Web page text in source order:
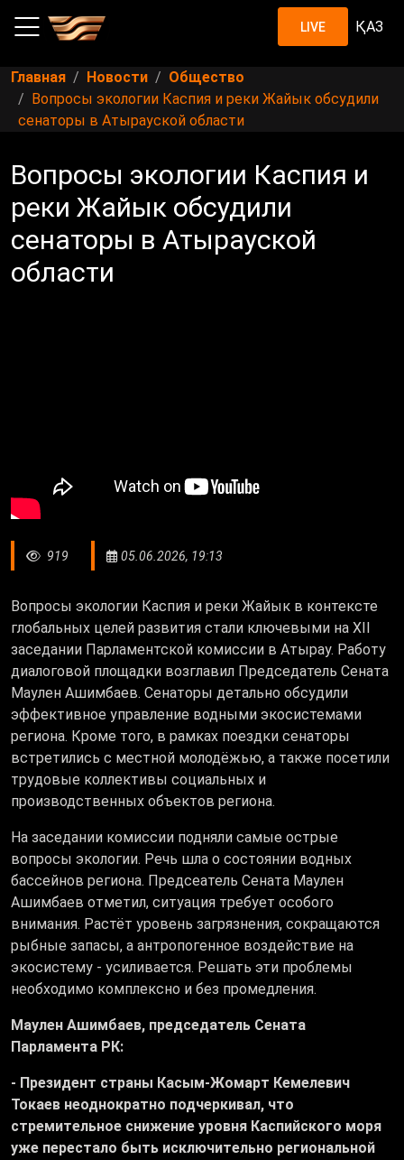
LIVE ҚАЗ
Главная Новости
Общество
Вопросы экологии Каспия и реки Жайык обсудили
сенаторы в Атырауской области
Вопросы экологии Каспия и
реки Жайык обсудили
сенаторы в Атырауской
области
919 05.06.2026, 19:13
Вопросы экологии Каспия и реки Жайык в контексте
глобальных целей развития стали ключевыми на XII
заседании Парламентской комиссии в Атырау. Работу
диалоговой площадки возглавил Председатель Сената
Маулен Ашимбаев. Сенаторы детально обсудили
эффективное управление водными экосистемами
региона. Кроме того, в рамках поездки сенаторы
встретились с местной молодёжью, а также посетили
трудовые коллективы социальных и
производственных объектов региона.
На заседании комиссии подняли самые острые
вопросы экологии. Речь шла о состоянии водных
бассейнов региона. Предсеатель Сената Маулен
Ашимбаев отметил, ситуация требует особого
внимания. Растёт уровень загрязнения, сокращаются
рыбные запасы, а антропогенное воздействие на
экосистему - усиливается. Решать эти проблемы
необходимо комплексно и без промедления.
Маулен Ашимбаев, председатель Сената
Парламента РК:
- Президент страны Касым-Жомарт Кемелевич
Токаев неоднократно подчеркивал, что
стремительное снижение уровня Каспийского моря
уже перестало быть исключительно региональной